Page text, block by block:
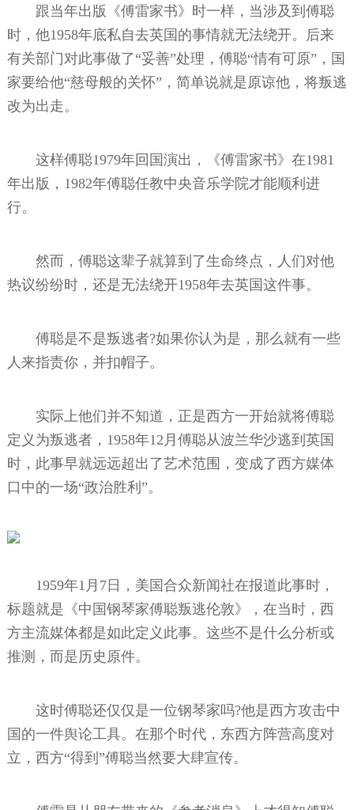
跟当年出版《傅雷家书》时一样，当涉及到傅聪
时，他1958年底私自去英国的事情就无法绕开。后来
有关部门对此事做了“妥善”处理，傅聪“情有可原”，国
家要给他“慈母般的关怀”，简单说就是原谅他，将叛逃
改为出走。
这样傅聪1979年回国演出，《傅雷家书》在1981
年出版，1982年傅聪任教中央音乐学院才能顺利进
行。
然而，傅聪这辈子就算到了生命终点，人们对他
热议纷纷时，还是无法绕开1958年去英国这件事。
傅聪是不是叛逃者?如果你认为是，那么就有一些
人来指责你，并扣帽子。
实际上他们并不知道，正是西方一开始就将傅聪
定义为叛逃者，1958年12月傅聪从波兰华沙逃到英国
时，此事早就远远超出了艺术范围，变成了西方媒体
口中的一场“政治胜利”。
1959年1月7日，美国合众新闻社在报道此事时，
标题就是《中国钢琴家傅聪叛逃伦敦》，在当时，西
方主流媒体都是如此定义此事。这些不是什么分析或
推测，而是历史原件。
这时傅聪还仅仅是一位钢琴家吗?他是西方攻击中
国的一件舆论工具。在那个时代，东西方阵营高度对
立，西方“得到”傅聪当然要大肆宣传。